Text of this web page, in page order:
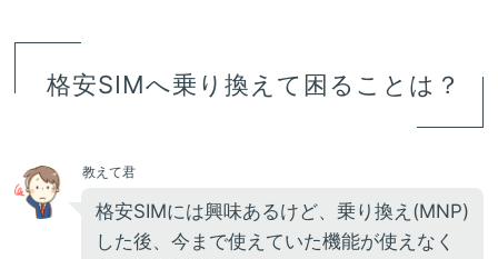
格安SIMへ乗り換えて困ることは？
教えて君
格安SIMには興味あるけど、乗り換え(MNP)
した後、今まで使えていた機能が使えなく